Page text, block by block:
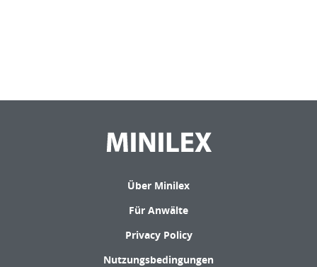
Über Minilex
Für Anwälte
Privacy Policy
Nutzungsbedingungen